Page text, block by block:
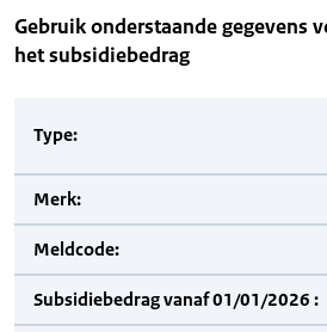
Gebruik onderstaande gegevens
het subsidiebedrag
Type:
Merk:
Meldcode:
Subsidiebedrag vanaf 01/01/2026 :